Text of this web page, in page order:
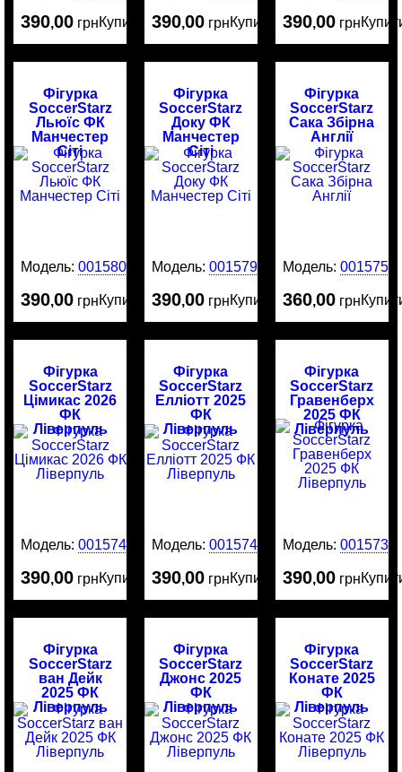
390,00 грнКупити 390,00 грнКупити 390,00 грн
Фігурка
SoccerStarz
Льюїс ФК
Манчестер
Сіті
Модель:0015800
390,00 грнКупити
Фігурка
SoccerStarz
Доку ФК
Манчестер
Сіті
Модель:0015799
390,00 грнКупити
Фігурка
SoccerStarz
Сака Збірна
Англії
Модель: 0015751
360,00 грн
Фігурка
SoccerStarz
Цімикас 2026
ФК
Ліверпуль
Модель:0015741
390,00 грнКупити
Фігурка
SoccerStarz
Елліотт 2025
ФК
Ліверпуль
Модель:0015740
390,00 грнКупити
Фігурка
SoccerStarz
Гравенберх
2025 ФК
Ліверпуль
Модель: 0015735
390,00 грн
Фігурка
SoccerStarz
ван Дейк
2025 ФК
Ліверпуль
Фігурка
SoccerStarz
Джонс 2025
ФК
Ліверпуль
Фігурка
SoccerStarz
Конате 2025
ФК
Ліверпуль